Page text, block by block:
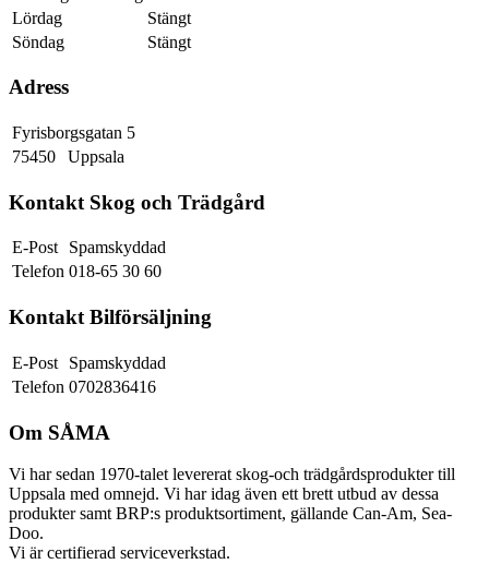
Lördag
Stängt
Söndag
Stängt
Adress
Fyrisborgsgatan 5
75450
Uppsala
Kontakt Skog och Trädgård
E-Post
Spamskyddad
Telefon 018-65 30 60
Kontakt Bilförsäljning
E-Post
Spamskyddad
Telefon 0702836416
Om SÅMA
Vi har sedan 1970-talet levererat skog-och trädgårdsprodukter till
Uppsala med omnejd. Vi har idag även ett brett utbud av dessa
produkter samt BRP:s produktsortiment, gällande Can-Am, Sea-
Doo.
Vi är certifierad serviceverkstad.